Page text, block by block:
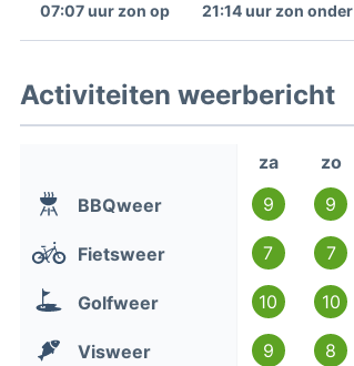
07:07 uur zon op 21:14 uur zon onder
Activiteiten weerbericht
za
zo
BBQweer
9 9
Fietsweer 7 7
Golfweer 10 10
Visweer 9 8